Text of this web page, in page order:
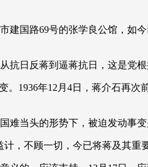
国路69号的张学良公馆，如
日反蒋到逼蒋抗日，这是党根
年12月4日，蒋介石再次
当头的形势下，被迫发动事变
不顾一切，今已将蒋及其重